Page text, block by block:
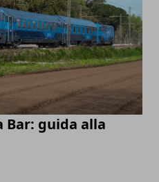
Bar: guida alla